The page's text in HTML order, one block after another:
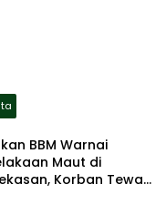
BBM Warnai
Maut di
Korban Tewas